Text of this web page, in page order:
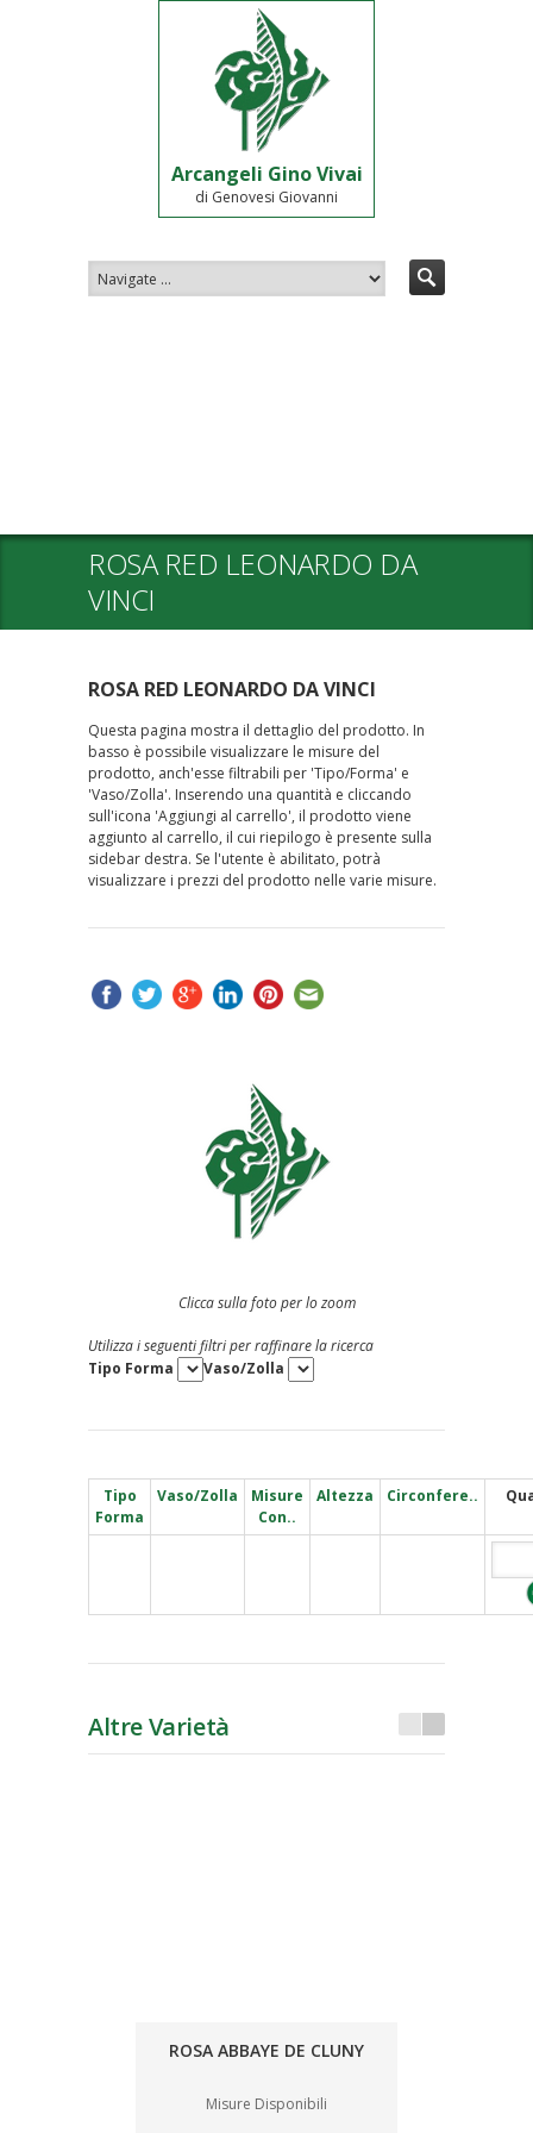
Arcangeli Gino Vivai
di Genovesi Giovanni
ROSA RED LEONARDO DA
VINCI
ROSA RED LEONARDO DA VINCI
Questa pagina mostra il dettaglio del prodotto. In
basso è possibile visualizzare le misure del
prodotto, anch'esse filtrabili per 'Tipo/Forma' e
'Vaso/Zolla'. Inserendo una quantità e cliccando
sull'icona 'Aggiungi al carrello', il prodotto viene
aggiunto al carrello, il cui riepilogo è presente sulla
sidebar destra. Se l'utente è abilitato, potrà
visualizzare i prezzi del prodotto nelle varie misure.
Clicca sulla foto per lo zoom
Utilizza i seguenti filtri per raffinare la ricerca
Tipo Forma
Vaso/Zolla
Tipo
Forma
Vaso/Zolla
Misure
Con..
Altezza Circonfere..
Altre Varietà
ROSA ABBAYE DE CLUNY
Misure Disponibili